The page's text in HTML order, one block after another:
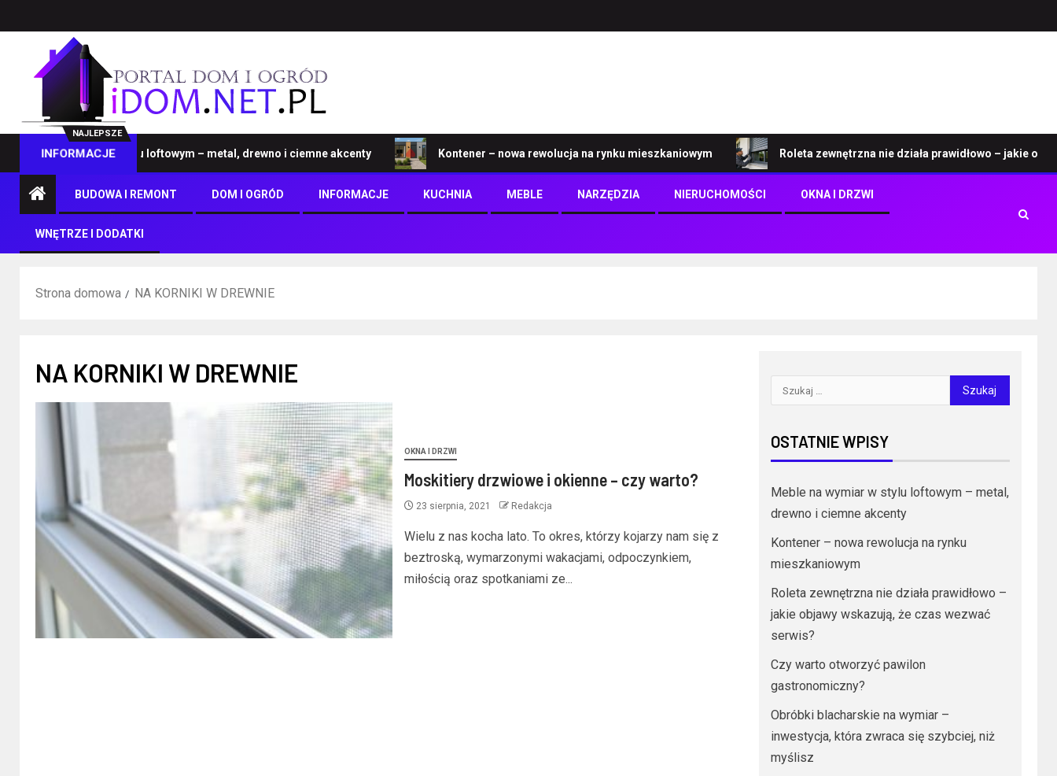
NAJLEPSZE
INFORMACJE
na wymiar w stylu loftowym – metal, drewno i ciemne akcenty Kontener – nowa rewolucja na rynku mieszkaniowym Roleta zewnętrzna nie działa prawidłowo – jakie objawy
BUDOWA I REMONT DOM I OGRÓD INFORMACJE KUCHNIA MEBLE NARZĘDZIA NIERUCHOMOŚCI OKNA I DRZWI
WNĘTRZE I DODATKI
Strona domowa NA KORNIKI W DREWNIE
NA KORNIKI W DREWNIE
OKNA I DRZWI
Moskitiery drzwiowe i okienne – czy warto?
23 sierpnia, 2021 Redakcja
Wielu z nas kocha lato. To okres, którzy kojarzy nam się z
beztroską, wymarzonymi wakacjami, odpoczynkiem,
miłością oraz spotkaniami ze...
OSTATNIE WPISY
Meble na wymiar w stylu loftowym – metal,
drewno i ciemne akcenty
Kontener – nowa rewolucja na rynku
mieszkaniowym
Roleta zewnętrzna nie działa prawidłowo –
jakie objawy wskazują, że czas wezwać
serwis?
Czy warto otworzyć pawilon
gastronomiczny?
Obróbki blacharskie na wymiar –
inwestycja, która zwraca się szybciej, niż
myślisz